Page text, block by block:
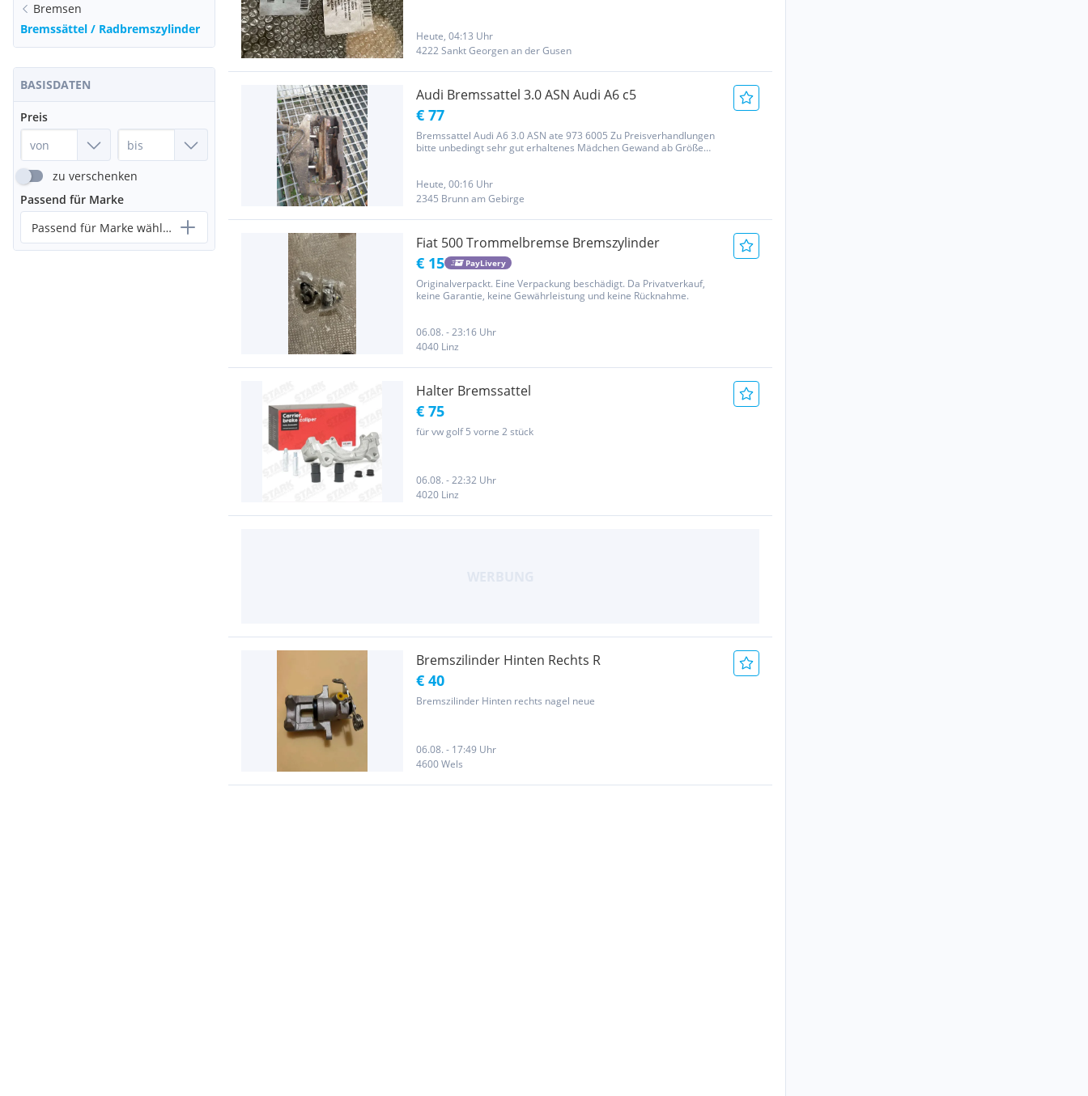
Bremsen
Bremssättel / Radbremszylinder
BASISDATEN
Preis
zu verschenken
Passend für Marke
Passend für Marke wählen...
Heute, 04:13 Uhr
4222 Sankt Georgen an der Gusen
Audi Bremssattel 3.0 ASN Audi A6 c5
€ 77
Bremssattel Audi A6 3.0 ASN ate 973 6005 Zu Preisverhandlungen
bitte unbedingt sehr gut erhaltenes Mädchen Gewand ab Größe
mein...
Heute, 00:16 Uhr
2345 Brunn am Gebirge
Fiat 500 Trommelbremse Bremszylinder
€ 15 PayLivery
Originalverpackt. Eine Verpackung beschädigt. Da Privatverkauf,
keine Garantie, keine Gewährleistung und keine Rücknahme.
06.08. - 23:16 Uhr
4040 Linz
Halter Bremssattel
€ 75
für vw golf 5 vorne 2 stück
06.08. - 22:32 Uhr
4020 Linz
Bremszilinder Hinten Rechts R
€ 40
Bremszilinder Hinten rechts nagel neue
06.08. - 17:49 Uhr
4600 Wels